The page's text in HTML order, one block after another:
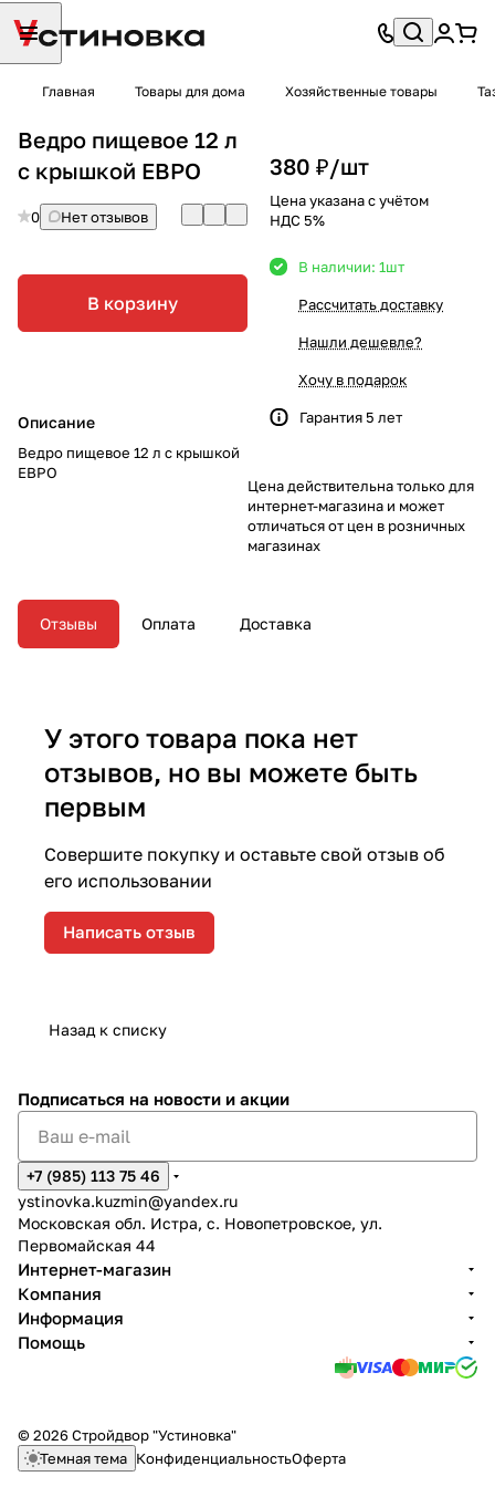
Главная Товары для дома Хозяйственные товары
Ведро пищевое 12 л
с крышкой ЕВРО
0 Нет отзывов
В корзину
Описание
Ведро пищевое 12 л с крышкой
ЕВРО
380 ₽/шт
Цена указана с учётом
НДС 5%
В наличии: 1шт
Рассчитать доставку
Нашли дешевле?
Хочу в подарок
Гарантия 5 лет
Цена действительна только для
интернет-магазина и может
отличаться от цен в розничных
магазинах
Отзывы Оплата Доставка
У этого товара пока нет
отзывов, но вы можете быть
первым
Совершите покупку и оставьте свой отзыв об
его использовании
Написать отзыв
Назад к списку
Подписаться на новости и акции
+7 (985) 113 75 46
ystinovka.kuzmin@yandex.ru
Московская обл. Истра, с. Новопетровское, ул.
Первомайская 44
Интернет-магазин
Компания
Информация
Помощь
© 2026 Стройдвор "Устиновка"
Темная тема КонфиденциальностьОферта